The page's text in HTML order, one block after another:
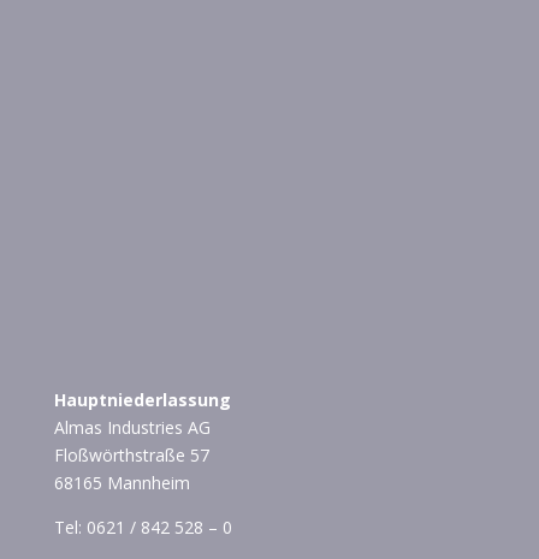
Hauptniederlassung
Almas Industries AG
Floßwörthstraße 57
68165 Mannheim
Tel: 0621 / 842 528 – 0